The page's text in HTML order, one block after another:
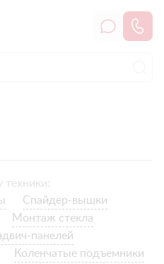
техники:
Спайдер-вышки
Монтаж стекла
панелей
Коленчатые подъемники